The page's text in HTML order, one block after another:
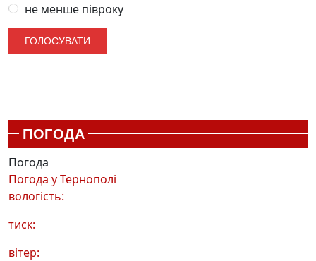
не менше півроку
ПОГОДА
Погода
Погода уТернополі
вологість:
тиск:
вітер: